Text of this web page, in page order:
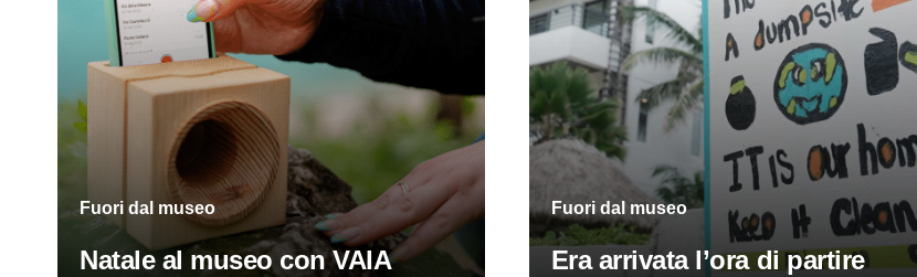
Fuori dal museo
Natale al museo con VAIA
Fuori dal museo
Era arrivata l’ora di partire